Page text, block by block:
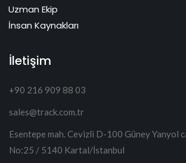
Uzman Ekip
İnsan Kaynakları
İletişim
+90 216 909 88 03
sales@track.com.tr
Esentepe mah. Cevizli D-100 Güney Yanyol
No:25 / 5140 Kartal/İstanbul